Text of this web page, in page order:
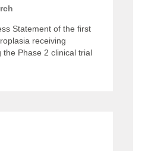
Statement of the first
receiving
the Phase 2 clinical trial